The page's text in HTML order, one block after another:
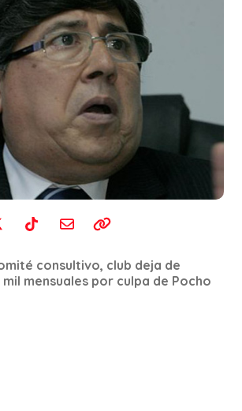
consultivo, club deja de
mensuales por culpa de Pocho